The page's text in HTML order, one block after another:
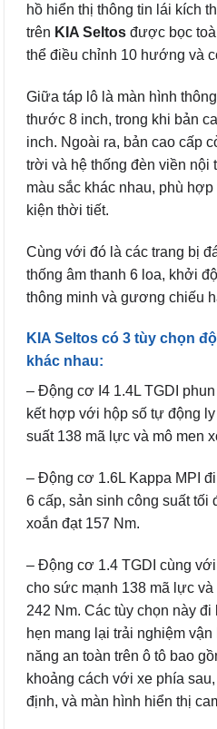
hồ hiển thị thông tin lái kích
trên KIA Seltos được bọc
thể điều chỉnh 10 hướng và
Giữa táp lô là màn hình
thước 8 inch, trong khi bản
inch. Ngoài ra, bản cao cấp
trời và hệ thống đèn viền nội
màu sắc khác nhau, phù
kiện thời tiết.
Cùng với đó là các trang bị
thống âm thanh 6 loa, khởi
thông minh và gương chiếu
KIA Seltos có 3 tùy chọn
khác nhau:
– Động cơ I4 1.4L TGDI
kết hợp với hộp số tự động
suất 138 mã lực và mô men
– Động cơ 1.6L Kappa MPI
6 cấp, sản sinh công suất tối
xoắn đạt 157 Nm.
– Động cơ 1.4 TGDI cùng
cho sức mạnh 138 mã lực
242 Nm. Các tùy chọn này
hẹn mang lại trải nghiệm
năng an toàn trên ô tô bao
khoảng cách với xe phía
định, và màn hình hiển thị